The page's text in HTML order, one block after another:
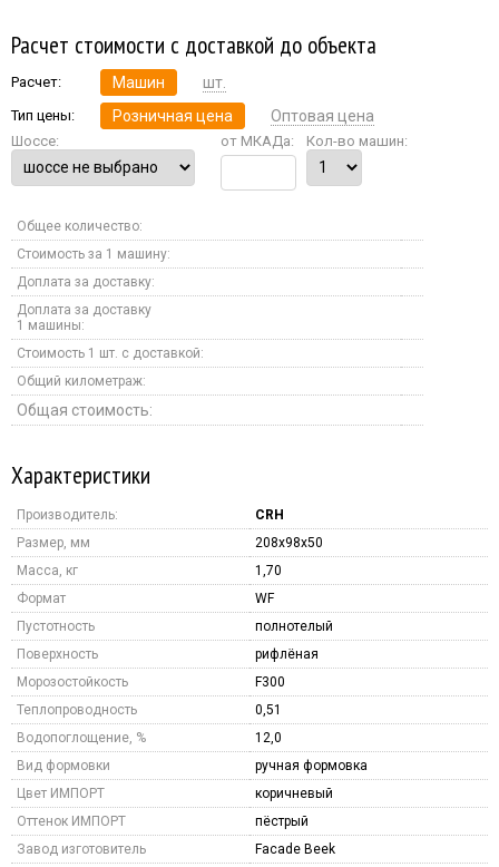
Расчет стоимости с доставкой до объекта
Расчет: Машин шт.
Тип цены: Розничная цена Оптовая цена
Шоссе: от МКАДа: Кол-во машин:
Общее количество:
Стоимость за 1 машину:
Доплата за доставку:
Доплата за доставку
1 машины:
Стоимость 1 шт. с доставкой:
Общий километраж:
Общая стоимость:
Характеристики
Производитель:
CRH
Размер, мм
208x98x50
Масса, кг
1,70
Формат
WF
Пустотность
полнотелый
Поверхность
рифлёная
Морозостойкость
F300
Теплопроводность
0,51
Водопоглощение, %
12,0
Вид формовки
ручная формовка
Цвет ИМПОРТ
коричневый
Оттенок ИМПОРТ
пёстрый
Завод изготовитель
Facade Beek